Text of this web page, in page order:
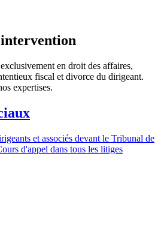
en droit des affaires,
fiscal et divorce du dirigeant.
expertises.
et associés devant le Tribunal de
d'appel dans tous les litiges